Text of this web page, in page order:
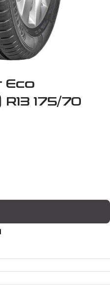
Eco
175/70